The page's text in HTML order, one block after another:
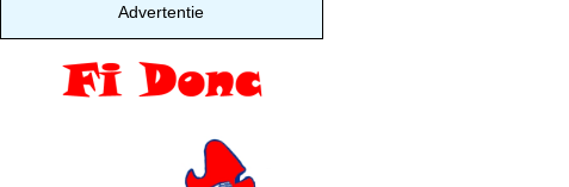
Advertentie